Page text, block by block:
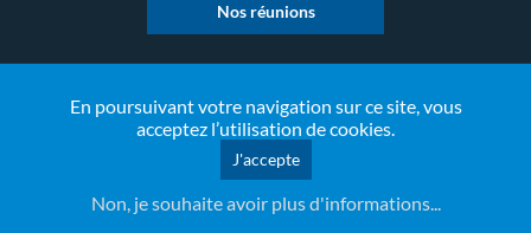
En poursuivant votre navigation sur ce site, vous
acceptez l’utilisation de cookies.
J'accepte
Non, je souhaite avoir plus d'informations...
Nos réunions